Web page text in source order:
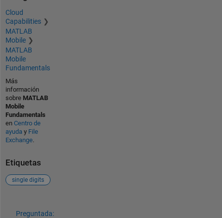
Cloud
Capabilities
MATLAB
Mobile
MATLAB
Mobile
Fundamentals
Más
información
sobre MATLAB
Mobile
Fundamentals
en Centro de
ayuday File
Exchange.
Etiquetas
single digits
Preguntada: